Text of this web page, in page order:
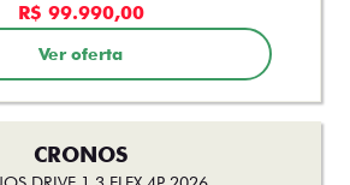
R$ 99.990,00
Ver oferta
CRONOS